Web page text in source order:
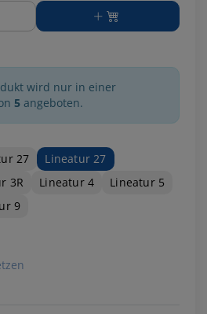
wird nur in einer
5 angeboten.
27
Lineatur 27
3R Lineatur 4
Lineatur 5
9